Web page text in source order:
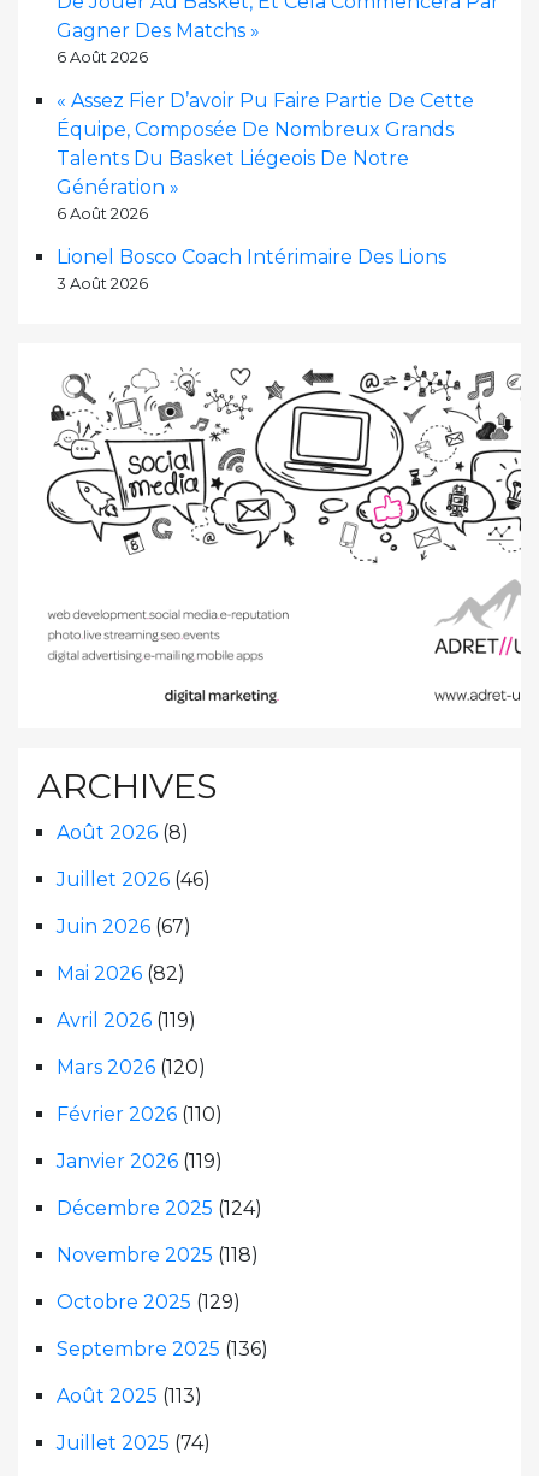
Gagner Des Matchs »
6 Août 2026
« Assez Fier D’avoir Pu Faire Partie De Cette
Équipe, Composée De Nombreux Grands
Talents Du Basket Liégeois De Notre
Génération »
6 Août 2026
Lionel Bosco Coach Intérimaire Des Lions
3 Août 2026
ARCHIVES
Août 2026 (8)
Juillet 2026 (46)
Juin 2026 (67)
Mai 2026 (82)
Avril 2026 (119)
Mars 2026 (120)
Février 2026 (110)
Janvier 2026 (119)
Décembre 2025 (124)
Novembre 2025 (118)
Octobre 2025 (129)
Septembre 2025 (136)
Août 2025 (113)
Juillet 2025 (74)